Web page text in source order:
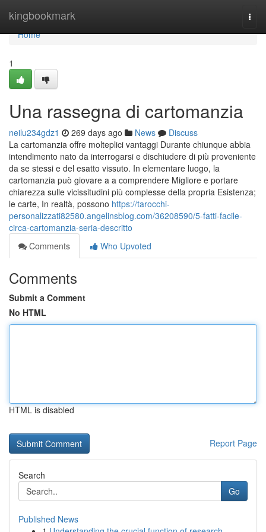
kingbookmark
Home
Home
1
Una rassegna di cartomanzia
neilu234gdz1 269 days ago News
Discuss
La cartomanzia offre molteplici vantaggi Durante chiunque abbia
intendimento nato da interrogarsi e dischiudere di più proveniente
da se stessi e del esatto vissuto. In elementare luogo, la
cartomanzia può giovare a a comprendere Migliore e portare
chiarezza sulle vicissitudini più complesse della propria Esistenza;
le carte, In realtà, possono https://tarocchi-
personalizzati82580.angelinsblog.com/36208590/5-fatti-facile-
circa-cartomanzia-seria-descritto
Comments
Who Upvoted
Comments
Submit a Comment
No HTML
HTML is disabled
Report Page
Search
Go
Published News